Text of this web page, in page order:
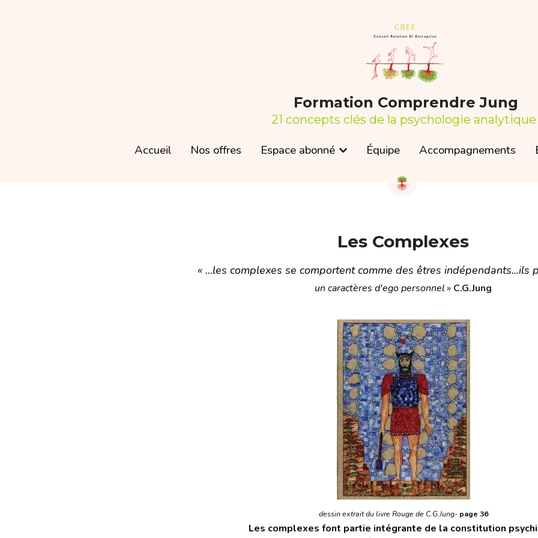
Formation Comprendre Jung
21 concepts clés de la psychologie analytique
Accueil Nos offres Espace abonné Équipe Accompagnements
Formation Comprendre Jung
21 concepts clés de la psychologie analytique
Accueil Nos offres Espace abonné Équipe Accompagnements
Les Complexes
« ...les complexes se comportent comme des êtres indépendants...ils
un caractères d'ego personnel » C.G.Jung
dessin extrait du livre Rouge de C.G.Jung- page 36
Les complexes font partie intégrante de la constitution